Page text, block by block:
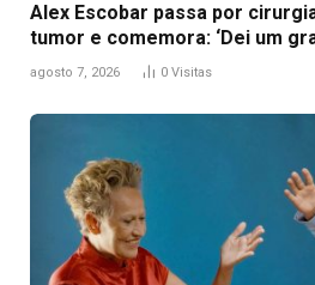
Alex Escobar passa por
tumor e comemora: ‘Dei um
agosto 7, 2026 0 Visitas